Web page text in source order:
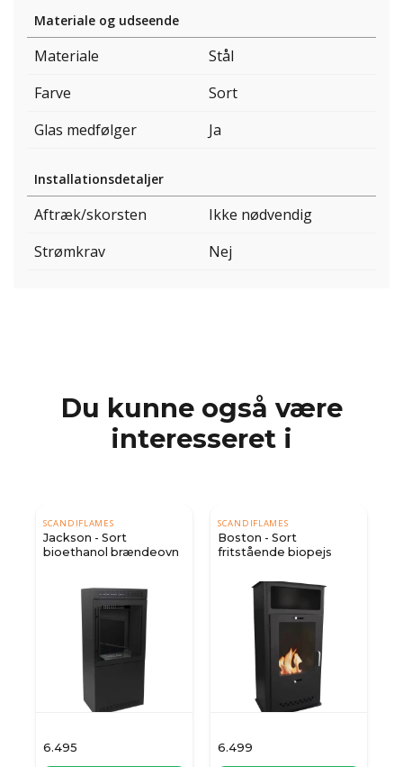
Materiale og udseende
Materiale
Stål
Farve
Sort
Glas medfølger
Ja
Installationsdetaljer
Aftræk/skorsten
Ikke nødvendig
Strømkrav
Nej
Du kunne også være
interesseret i
SCANDIFLAMES
Jackson - Sort
bioethanol brændeovn
6.495
SCANDIFLAMES
Boston - Sort
fritstående biopejs
6.499